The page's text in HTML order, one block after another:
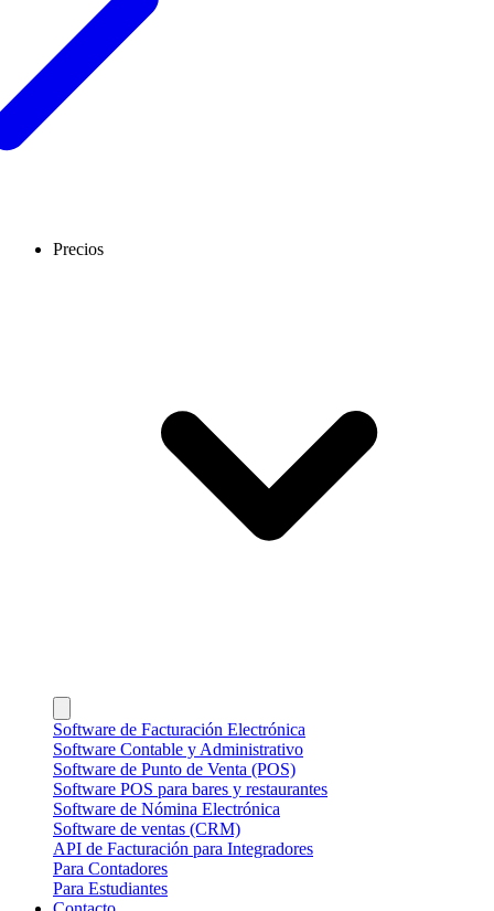
Precios
Software de Facturación Electrónica
Software Contable y Administrativo
Software de Punto de Venta (POS)
Software POS para bares y restaurantes
Software de Nómina Electrónica
Software de ventas (CRM)
API de Facturación para Integradores
Para Contadores
Para Estudiantes